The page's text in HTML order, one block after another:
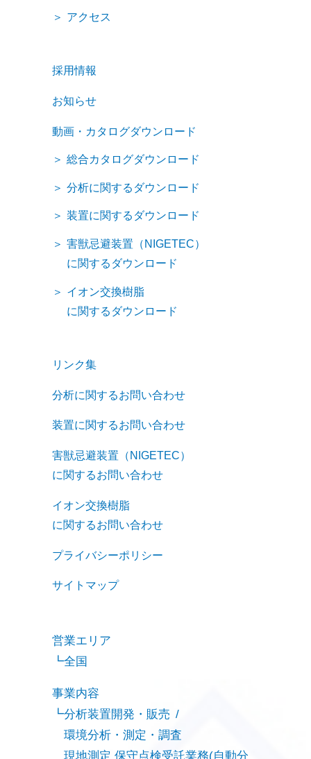
アクセス
採用情報
お知らせ
動画・カタログダウンロード
総合カタログダウンロード
分析に関するダウンロード
装置に関するダウンロード
害獣忌避装置（NIGETEC）
に関するダウンロード
イオン交換樹脂
に関するダウンロード
リンク集
分析に関するお問い合わせ
装置に関するお問い合わせ
害獣忌避装置（NIGETEC）
に関するお問い合わせ
イオン交換樹脂
に関するお問い合わせ
プライバシーポリシー
サイトマップ
営業エリア
全国
事業内容
分析装置開発・販売
環境分析・測定・調査
現地測定 保守点検受託業務(自動分